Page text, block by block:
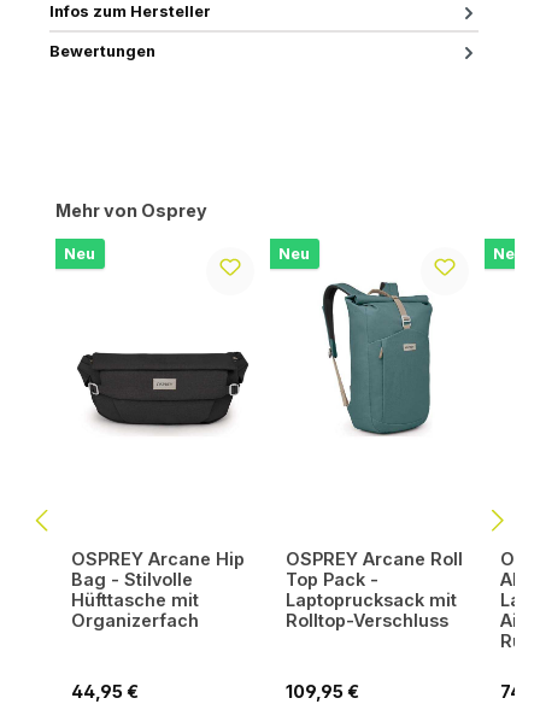
Infos zum Hersteller
Bewertungen
Produktgalerie überspringen
Mehr von Osprey
Neu
OSPREY Arcane Hip
Bag - Stilvolle
Hüfttasche mit
Organizerfach
Regulärer Preis:
44,95 €
Neu
OSPREY Arcane Roll
Top Pack -
Laptoprucksack mit
Rolltop-Verschluss
Regulärer Preis:
109,95 €
Neu